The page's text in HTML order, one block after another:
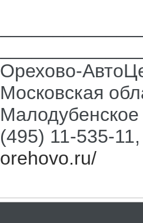
Орехово-
Московская
(495) 11-535-
orehovo.ru/